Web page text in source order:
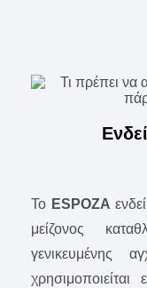
To ESPOZA
μείζονος
γενικευμένης